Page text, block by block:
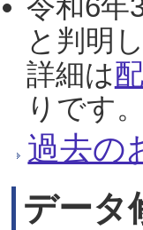
と判明
詳細は
りです
過去の
データ